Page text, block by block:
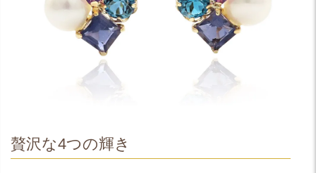
贅沢な4つの輝き